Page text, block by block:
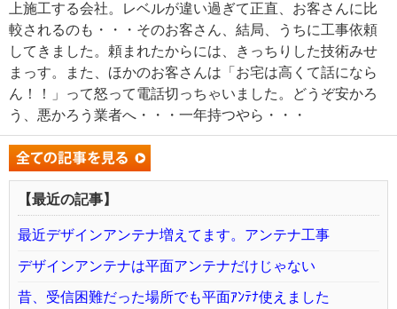
上施工する会社。レベルが違い過ぎて正直、お客さんに比
較されるのも・・・そのお客さん、結局、うちに工事依頼
してきました。頼まれたからには、きっちりした技術みせ
まっす。また、ほかのお客さんは「お宅は高くて話になら
ん！！」って怒って電話切っちゃいました。どうぞ安かろ
う、悪かろう業者へ・・・一年持つやら・・・
【最近の記事】
最近デザインアンテナ増えてます。アンテナ工事
デザインアンテナは平面アンテナだけじゃない
昔、受信困難だった場所でも平面ｱﾝﾃﾅ使えました